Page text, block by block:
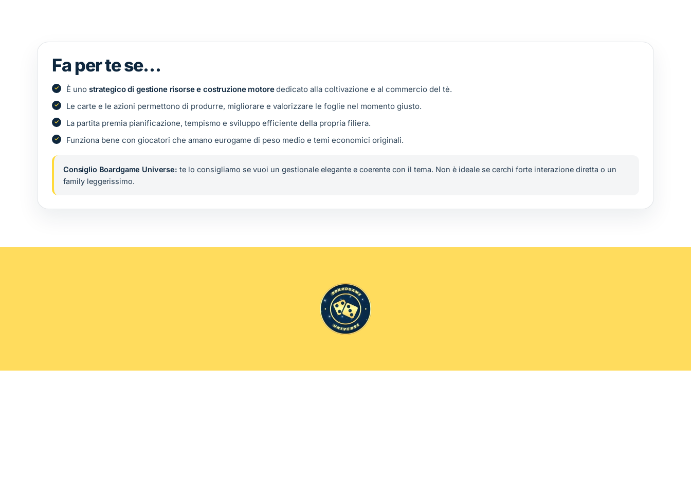
Fa per te se…
È uno strategico di gestione risorse e costruzione motorededicato alla coltivazione e al commercio del tè.
Le carte e le azioni permettono di produrre, migliorare e valorizzare le foglie nel momento giusto.
La partita premia pianificazione, tempismo e sviluppo efficiente della propria filiera.
Funziona bene con giocatori che amano eurogame di peso medio e temi economici originali.
Consiglio Boardgame Universe: te lo consigliamo se vuoi un gestionale elegante e coerente con il tema. Non è ideale se cerchi forte interazione diretta o un
family leggerissimo.